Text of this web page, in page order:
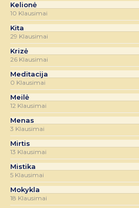
Kelionė
10 Klausimai
Kita
29 Klausimai
Krizė
26 Klausimai
Meditacija
0 Klausimai
Meilė
12 Klausimai
Menas
3 Klausimai
Mirtis
13 Klausimai
Mistika
5 Klausimai
Mokykla
18 Klausimai